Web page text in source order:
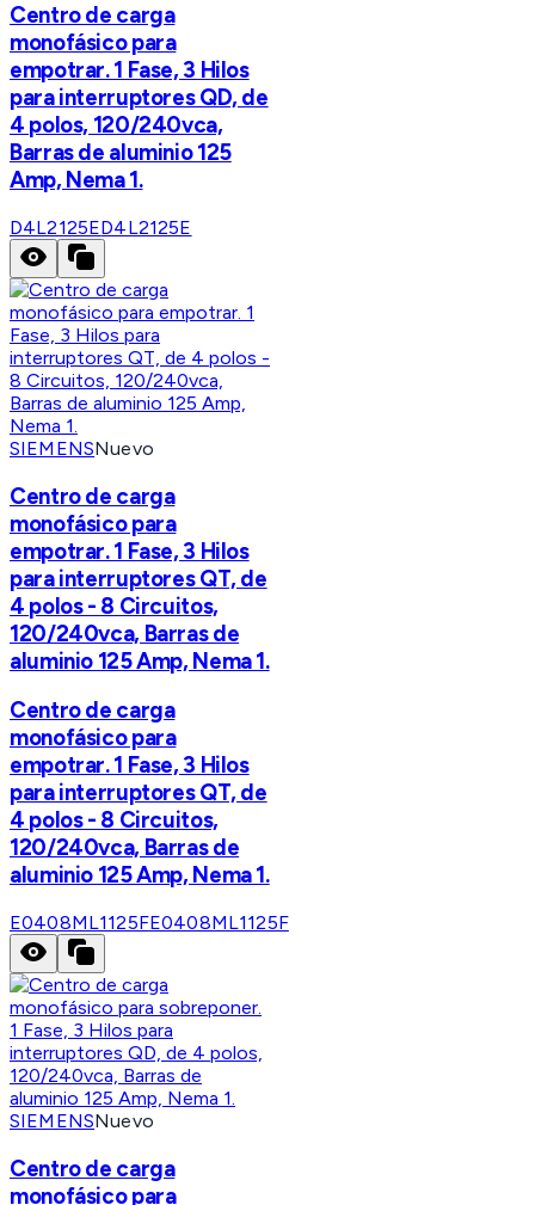
Centro de carga
monofásico para
empotrar. 1 Fase, 3 Hilos
para interruptores QD, de
4 polos, 120/240vca,
Barras de aluminio 125
Amp, Nema 1.
D4L2125ED4L2125E
SIEMENSNuevo
Centro de carga
monofásico para
empotrar. 1 Fase, 3 Hilos
para interruptores QT, de
4 polos - 8 Circuitos,
120/240vca, Barras de
aluminio 125 Amp, Nema 1.
Centro de carga
monofásico para
empotrar. 1 Fase, 3 Hilos
para interruptores QT, de
4 polos - 8 Circuitos,
120/240vca, Barras de
aluminio 125 Amp, Nema 1.
E0408ML1125FE0408ML1125F
SIEMENSNuevo
Centro de carga
monofásico para